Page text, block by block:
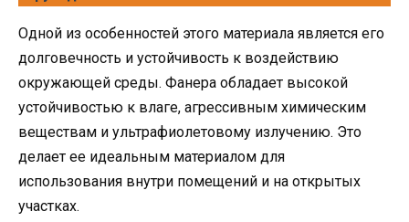
Одной из особенностей этого материала является его
долговечность и устойчивость к воздействию
окружающей среды. Фанера обладает высокой
устойчивостью к влаге, агрессивным химическим
веществам и ультрафиолетовому излучению. Это
делает ее идеальным материалом для
использования внутри помещений и на открытых
участках.